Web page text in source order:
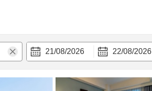
21/08/2026 22/08/2026